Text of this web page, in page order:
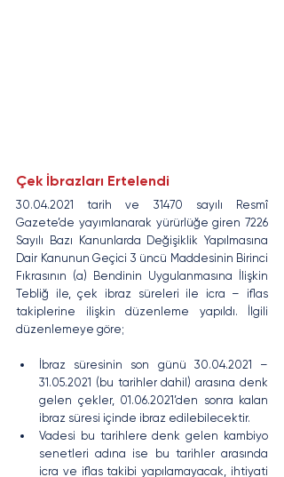
Çek İbrazları Ertelendi
30.04.2021 tarih ve 31470 sayılı Resmî
Gazete’de yayımlanarak yürürlüğe giren 7226
Sayılı Bazı Kanunlarda Değişiklik Yapılmasına
Dair Kanunun Geçici 3 üncü Maddesinin Birinci
Fıkrasının (a) Bendinin Uygulanmasına İlişkin
Tebliğ ile, çek ibraz süreleri ile icra – iflas
takiplerine ilişkin düzenleme yapıldı. İlgili
düzenlemeye göre;
İbraz süresinin son günü 30.04.2021 –
31.05.2021 (bu tarihler dahil) arasına denk
gelen çekler, 01.06.2021’den sonra kalan
ibraz süresi içinde ibraz edilebilecektir.
Vadesi bu tarihlere denk gelen kambiyo
senetleri adına ise bu tarihler arasında
icra ve iflas takibi yapılamayacak, ihtiyati